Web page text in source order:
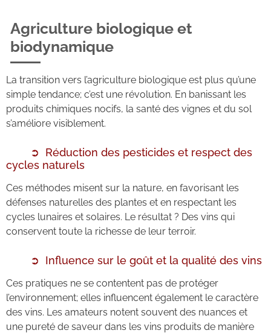
Agriculture biologique et
biodynamique
La transition vers l’agriculture biologique est plus qu’une
simple tendance; c’est une révolution. En banissant les
produits chimiques nocifs, la santé des vignes et du sol
s’améliore visiblement.
Réduction des pesticides et respect des
cycles naturels
Ces méthodes misent sur la nature, en favorisant les
défenses naturelles des plantes et en respectant les
cycles lunaires et solaires. Le résultat ? Des vins qui
conservent toute la richesse de leur terroir.
Influence sur le goût et la qualité des vins
Ces pratiques ne se contentent pas de protéger
l’environnement; elles influencent également le caractère
des vins. Les amateurs notent souvent des nuances et
une pureté de saveur dans les vins produits de manière